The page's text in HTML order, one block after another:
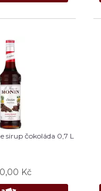
sirup čokoláda 0,7 L
Kč